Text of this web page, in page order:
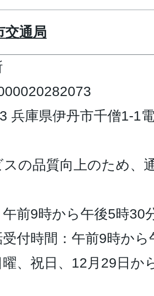
交通局
兵庫県伊丹市千僧1-1
の品質向上のため、
午前9時から午後5時30
付時間：午前9時か
曜、祝日、12月29日